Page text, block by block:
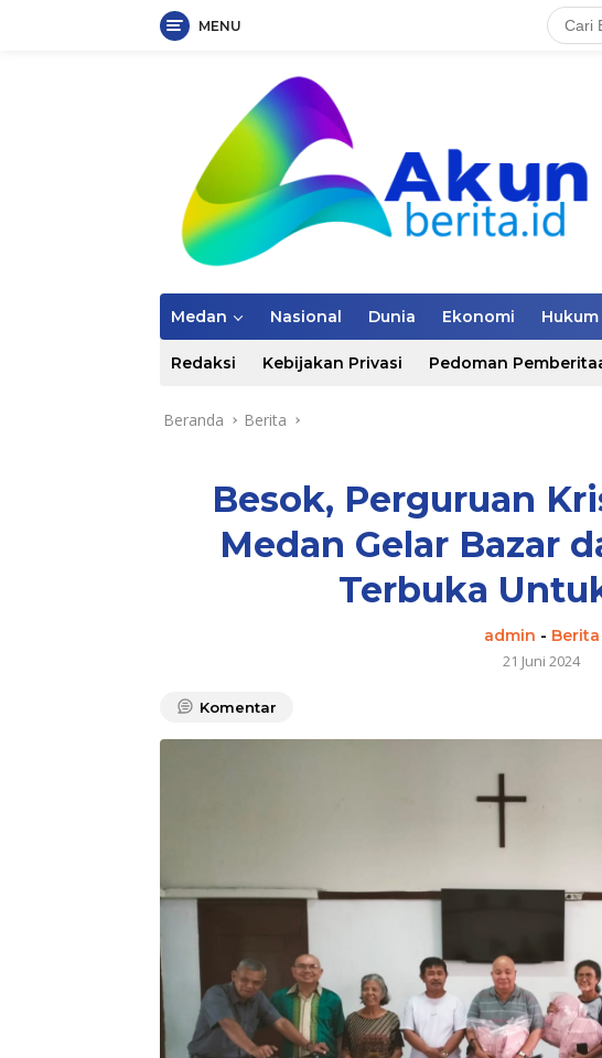
MENU
Medan Nasional Dunia Ekonomi
Redaksi Kebijakan Privasi Pedoman
Beranda Berita
Besok, Perguruan
Medan Gelar Bazar
Terbuka
admin - Berita
21 Juni 2024
Komentar